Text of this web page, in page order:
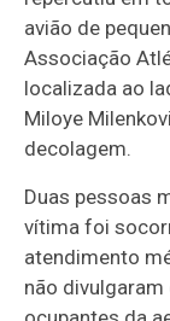
avião de
Associação
localizada ao
Miloye
decolagem.
Duas pessoas
vítima foi
atendimento
não